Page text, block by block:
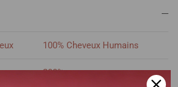
100% Cheveux Humains
200%